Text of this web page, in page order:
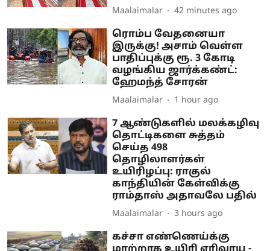
Maalaimalar 42 minutes ago
ரொம்ப வேதனையா
இருக்கு! அசாம் வெள்ள
பாதிப்புக்கு ரூ. 3 கோடி
வழங்கிய ஜார்க்கண்ட்:
ஹேமந்த் சோரன்
Maalaimalar 1 hour ago
7 ஆண்டுகளில் மலக்கழிவு
தொட்டிகளை சுத்தம்
செய்த 498
தொழிலாளர்கள்
உயிரிழப்பு: ராகுல்
காந்தியின் கேள்விக்கு
ராம்தாஸ் அதாவலே பதில்
Maalaimalar 3 hours ago
கச்சா எண்ணெய்க்கு